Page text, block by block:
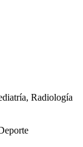
Radiología